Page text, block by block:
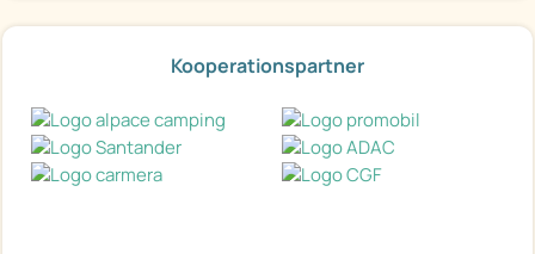
Kooperationspartner